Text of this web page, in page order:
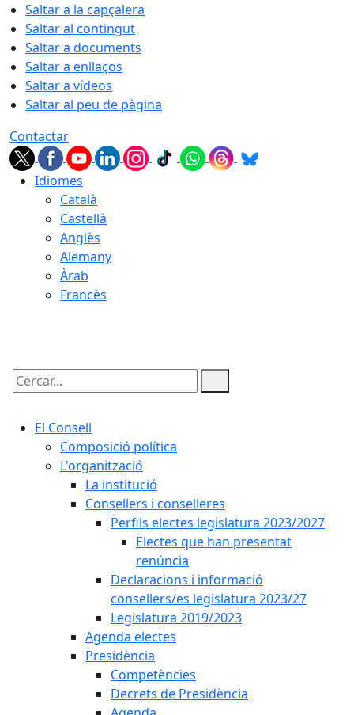
Saltar a la capçalera
Saltar al contingut
Saltar a documents
Saltar a enllaços
Saltar a vídeos
Saltar al peu de pàgina
Contactar
Idiomes
Català
Castellà
Anglès
Alemany
Àrab
Francès
Cercar:
El Consell
Composició política
L'organització
La institució
Consellers i conselleres
Perfils electes legislatura 2023/2027
Electes que han presentat
renúncia
Declaracions i informació
consellers/es legislatura 2023/27
Legislatura 2019/2023
Agenda electes
Presidència
Competències
Decrets de Presidència